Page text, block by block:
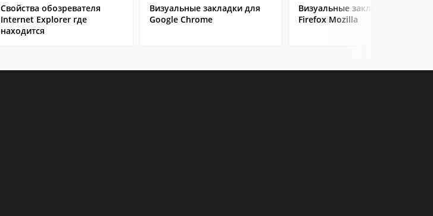
Свойства обозревателя
Internet Explorer где
находится
Визуальные закладки для
Google Chrome
Визуальные закладки в
Firefox Mozilla